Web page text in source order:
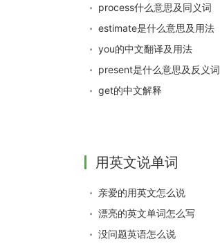
process什么意思及同义词
estimate是什么意思及用法
you的中文翻译及用法
present是什么意思及反义词
get的中文解释
用英文说单词
亲爱的用英文怎么说
漂亮的英文单词怎么写
没问题英语怎么说